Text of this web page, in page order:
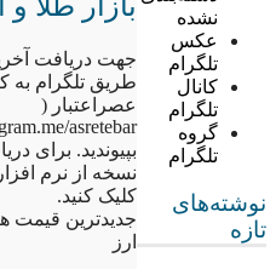
نشده
عکس
تلگرام
کانال
تلگرام
گروه
تلگرام
نوشته‌های
تازه
جهت دریافت
طریق تلگرام به
عصراعتبار (
بپیوندید. برای
نسخه از نرم افزار
کلیک کنید.
جدیدترین قیمت
ارز